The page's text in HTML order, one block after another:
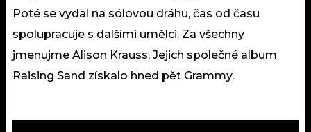
Poté se vydal na sólovou dráhu, čas od času
spolupracuje s dalšími umělci. Za všechny
jmenujme Alison Krauss. Jejich společné album
Raising Sand získalo hned pět Grammy.